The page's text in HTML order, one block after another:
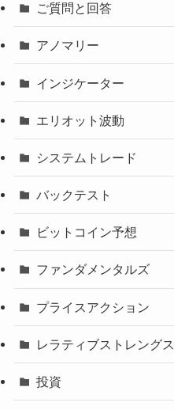
ご質問と回答
アノマリー
インジケーター
エリオット波動
システムトレード
バックテスト
ビットコイン予想
ファンダメンタルズ
プライスアクション
レラティブストレングス
投資